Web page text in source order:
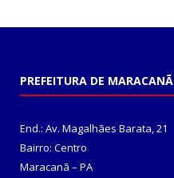
PREFEITURA DE MARACANÃ
End.: Av. Magalhães Barata, 21
Bairro: Centro
Maracanã – PA